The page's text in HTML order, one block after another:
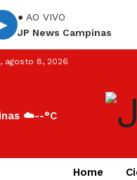
● AO VIVO
JP News Campinas
agosto 8, 2026
☁️--°C
Home